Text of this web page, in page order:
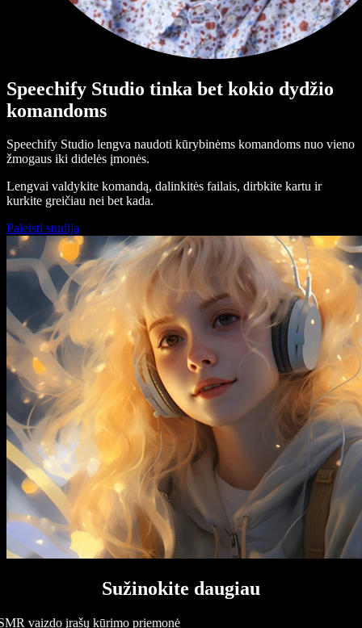
Speechify Studio tinka bet kokio dydžio
komandoms
Speechify Studio lengva naudoti kūrybinėms komandoms nuo vieno
žmogaus iki didelės įmonės.
Lengvai valdykite komandą, dalinkitės failais, dirbkite kartu ir
kurkite greičiau nei bet kada.
Paleisti studiją
Sužinokite daugiau
vaizdo įrašų kūrimo priemonė